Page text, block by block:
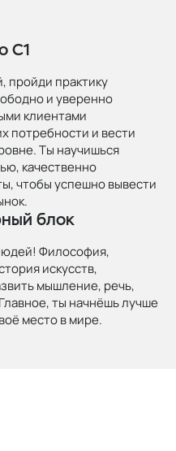
C1
пройди практику
и уверенно
клиентами
потребности и вести
Ты научишься
качественно
чтобы успешно вывести
блок
Философия,
искусств,
мышление, речь,
ты начнёшь лучше
место в мире.